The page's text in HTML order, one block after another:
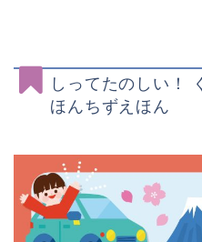
しってたのしい！
ほんちずえほん